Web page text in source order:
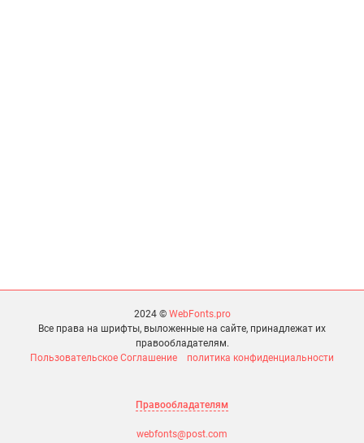
2024 © WebFonts.pro
Все права на шрифты, выложенные на сайте, принадлежат их
правообладателям.
Пользовательское Соглашение
политика конфиденциальности
Правообладателям
webfonts@post.com